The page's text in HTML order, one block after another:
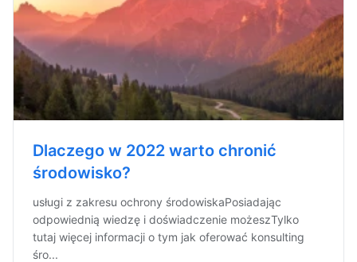
Dlaczego w 2022 warto chronić
środowisko?
usługi z zakresu ochrony środowiskaPosiadając
odpowiednią wiedzę i doświadczenie możeszTylko
tutaj więcej informacji o tym jak oferować konsulting
śro...